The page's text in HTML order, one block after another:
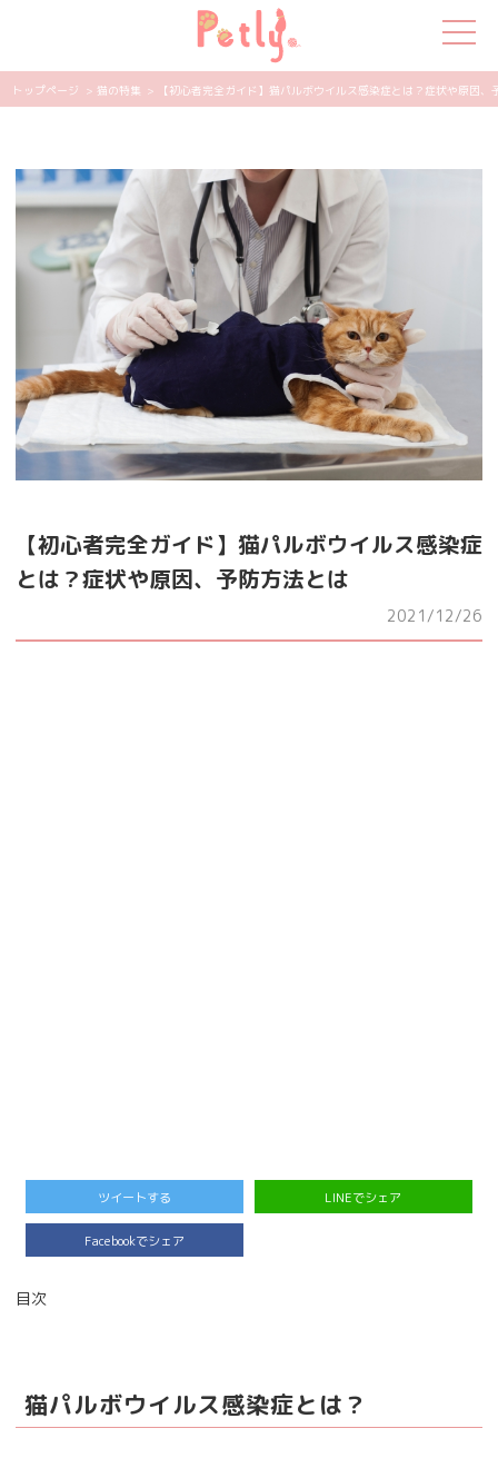
猫の特集
ペット用品
飼い主さんの悩み
ペットの気持ち
知って得する
エンタメ
トップページ > 猫の特集 > 【初心者完全ガイド】猫パルボウイルス感染症とは？症状や原因、
【初心者完全ガイド】猫パルボウイルス感染症
とは？症状や原因、予防方法とは
2021/12/26
ツイートする LINEでシェア
Facebookでシェア
目次
猫パルボウイルス感染症とは？